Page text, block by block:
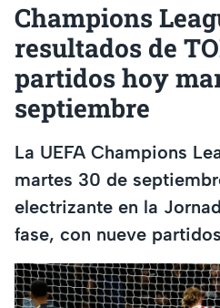
Champions
resultados de
partidos hoy
septiembre
La UEFA Champions
martes 30 de
electrizante en la
fase, con nueve partidos